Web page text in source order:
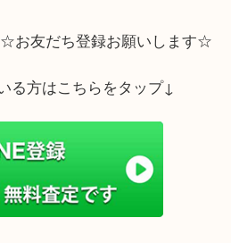
店までお持ちくださいませ。
た☆お友だち登録お願いしま
る方はこちらをタップ↓